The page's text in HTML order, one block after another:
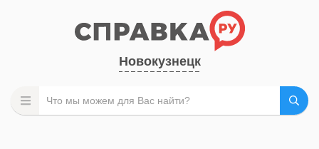
Новокузнецк